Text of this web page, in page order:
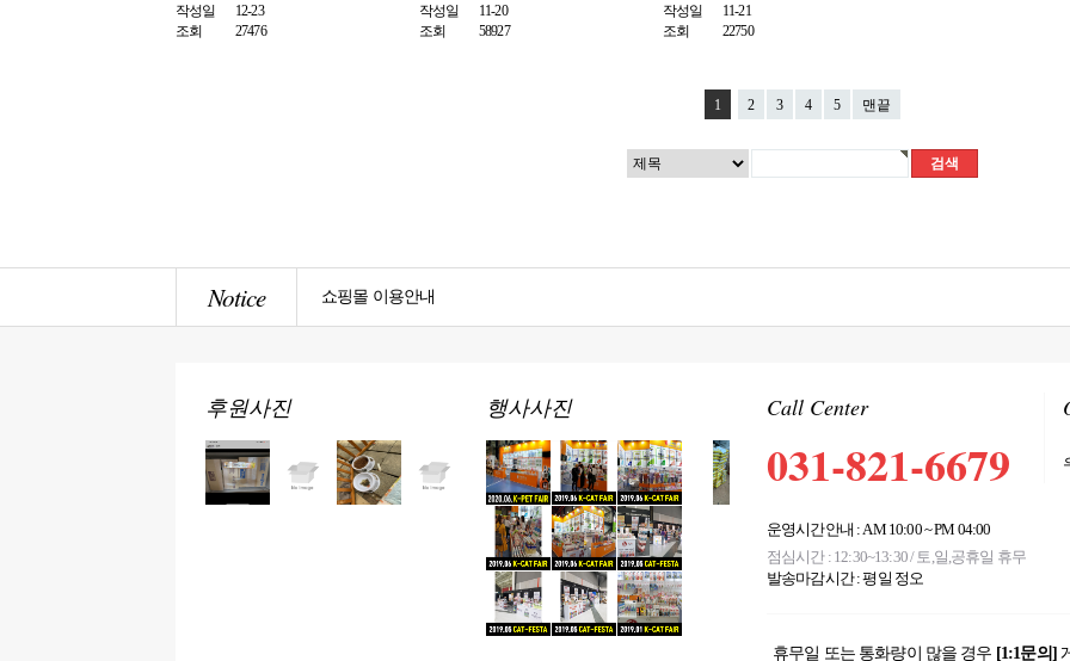
작성일
12-23
조회
27476
작성일
11-20
조회
58927
작성일
11-21
조회
22750
1 2 3 4 5 맨끝
Notice 쇼핑몰 이용안내
후원사진 행사사진 Call Center
031-821-6679
운영시간안내 : AM 10:00 ~ PM 04:00
점심시간 : 12:30~13:30 / 토,일,공휴일 휴무
발송마감시간 : 평일 정오
휴무일 또는 통화량이 많을 경우 [1:1문의]